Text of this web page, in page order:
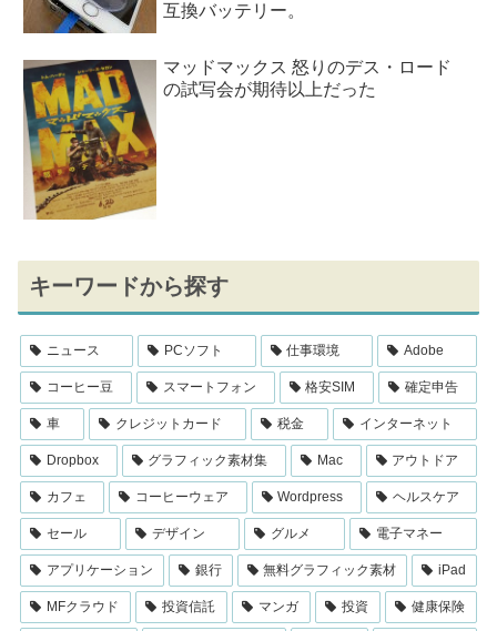
互換バッテリー。
マッドマックス 怒りのデス・ロード
の試写会が期待以上だった
キーワードから探す
ニュース PCソフト 仕事環境 Adobe
コーヒー豆 スマートフォン 格安SIM 確定申告
車 クレジットカード 税金 インターネット
Dropbox グラフィック素材集 Mac アウトドア
カフェ コーヒーウェア Wordpress ヘルスケア
セール デザイン グルメ 電子マネー
アプリケーション 銀行 無料グラフィック素材 iPad
MFクラウド 投資信託 マンガ 投資 健康保険